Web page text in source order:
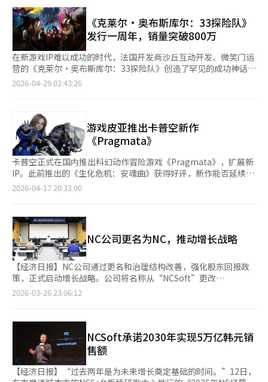
季度收入。公司分析认为，《艾欧尼亚2》积极与用户沟通，并凭
借优质的游戏性成功达成了NC旗下游戏中最高的季度收入。《艾
欧尼亚2》预计将在第三季度在北美、欧洲等地全球发布，未来增
长潜力巨大。 《天堂经典》的季度收入为835亿韩元。自2月11日
发布以来，90天内累计收入达2000亿韩元。NC分析称，传统
MMORPG的中老年粉丝群体中，新的2030用户的涌入使得日活跃
用户数（DAU）保持稳定。 移动休闲业务同样值得关注。去年NC
收购的利乎乎（越南）和春云（韩国）的业绩首次在本季度反映出
NC的规模将迅速扩大。 此次业绩超预期被解读为NC两年前承诺
的“可预见增长结构”正在逐步落实。NC此前提出了以《天
堂》、《艾欧尼亚》、《公会战争》等经典IP的提升、新IP的获取
（如射击类和亚文化）以及移动休闲业务的扩展为三大增长支柱。
从今年下半年开始，新IP领域也将加速推进。NC计划在第三季度
与《艾欧尼亚2》的全球发布一起，推出PC主机开放世界战术射击
游戏《新城市》，动画动作角色扮演游戏（RPG）《极限零破坏
体质改善努力，NC将今年视为创新的元年。随着可预见且持续增
长的业务结构逐渐建立，请大家期待未来的成果。”※ 本报道经
人工智能（AI）系统翻译与编辑。
年同期增长55%，较上一季度增长38%。营业利润同比激增
2070%，营业利润率为20%。 此次业绩的关键在于PC游戏部门。
NC第一季度PC游戏销售额达到3184亿韩元，创下历史季度最高纪
录。去年11月发布的《艾尔之战2》销售额的贡献以及今年2月发
布的《天堂经典》的热销，使得PC游戏销售额同比增长210%，环
比增长69%。 按标题来看，《艾尔之战2》在第一季度实现了
1368亿韩元的销售额，成为所有游戏中表现最好的作品。《天堂
经典》第一季度销售额为835亿韩元，发布90天的累计销售额为
一季度的良好业绩，而是基于此，坚信每个季度的销售和营业利润
将持续增长。” NC展现出信心的原因在于《天堂经典》的长期热
销潜力。朴代表解释说，发布三个月后，月活跃用户、日活跃用户
和网吧市场份额等指标依然保持稳定，尤其是新服务器“巴拉卡
斯”的开放后，日销售额创下新高。 用户群体的变化也值得关
注。NC表示，《天堂经典》不仅吸引了原有的中年用户，还吸引
了20至30岁的年轻用户。这一现象在长期服务方面是积极的，表
明其用户基础正在扩大。 对于《天堂重制版》的自我蚕食担忧，
30%，但这一降幅低于预期。整体《天堂》IP的用户基础和销售额
正在扩展。 《艾尔之战2》将进入将其在韩国和台湾市场验证的热
销能力扩展至全球的阶段。朴代表表示：“我们计划通过6月发布
六个月纪念活动和第四季更新，重新吸引回归用户。”全球发布定
于第三季度，6月初将启动夏季游戏节，进行全面营销。 NC表示，
《艾尔之战2》的全球预先指标显示出比其他服务更好的表现。然
而，由于全球市场上PC和主机MMORPG的竞争激烈，韩国和台湾
的成功是否能在全球复制仍需验证。当地化质量、收费结构和在线
提升、新IP的获取和移动休闲业务将是三大增长支柱。2030年的
销售目标为5万亿韩元，自有资本收益率超过15%是中长期目标。
洪元俊CFO表示，从第二季度开始，JUSTPLAY的业绩将被合并，
移动休闲业务的销售规模将显著扩大。NC预计移动休闲业务在
《克莱尔·奥布斯库尔：33探险队》
发行一周年，销量突破800万
在新游戏IP难以成功的时代，法国开发商沙丘互动开发、微笑门运
营的《克莱尔·奥布斯库尔：33探险队》创造了罕见的成功神话。
这款回合制角色扮演游戏在发行一周年之际，凭借独特的艺术性和
Xbox游戏通行证下载量最高的新第三方游戏。不仅游戏本身成
功，其受“美好年代”启发的原创音乐在YouTube上播放量超过6
亿次，六次登顶英国官方专辑排行榜，并进入美国公告牌专辑榜前
五，创造了游戏音乐的新历史。游戏的成功并非偶然。在实时动作
游戏占主导的市场中，坚持“回合制”玩法，并通过加入实时操作
元素的“反应回合制”系统，提供了持续的沉浸感。其艺术般的视
觉效果和叙事提升了游戏体验。开发商在一周年之际发布了多种内
容回馈粉丝，包括记录从初期构想到全球热卖的长篇纪录片和新纪
角色新发型和便利性改进，显示了持续支持的决心。《33探险队》
的成功向资本和营销主导的全球游戏市场传递了重要信息：专注于
独特的世界观和深度游戏性，新IP也能取得成功。微笑门和沙丘互
动的成功案例为全球开发商提供了良好的灵感，令人期待他们的下
一步旅程。※ 本报道经人工智能（AI）系统翻译与编辑。
2026-04-29 02:43:26
游戏皮亚推出卡普空新作
《Pragmata》
卡普空正式在国内推出科幻动作冒险游戏《Pragmata》，扩展新
IP。此前推出的《生化危机：安魂曲》获得好评，新作能否延续成
功引发关注。17日，游戏皮亚与卡普空亚洲合作，将
期待之作。游戏背景设定在未来的月球基地，讲述人类发现新物
质“月丝”后，基地突然失去联系的故事。游戏采用“伙伴动
作”结构，玩家需操控两名角色：休负责枪战，戴安娜则利用黑客
能力削弱敌人防御或控制环境。黑客系统是核心战斗方式。
《Pragmata》结合了探索、解谜和故事情节，旨在提高沉浸感。
卡普空通过扩展现有和新IP，建立稳定的增长结构。若
《Pragmata》成功，将成为新一代代表系列。卡普空通过《生化
危机》和《怪物猎人》等系列，已建立强大的IP组合。《生化危
出的《生化危机：安魂曲》在Metacritic上获得89分，5天内全球
销量达500万，20天内突破600万。卡普空在全球主机市场中，通
过新IP的成功案例，继续提升其在游戏行业的影响力。
《Pragmata》能否成为卡普空的下一代代表IP，备受期待。※ 本
报道经人工智能（AI）系统翻译与编辑。
2026-04-17 20:33:00
NC公司更名为NC，推动增长战略
【经济日报】NC公司通过更名和治理结构改善，强化股东回报政
策，正式启动增长战略。公司将名称从“NCSoft”更改
为“NC”，以加强全球品牌形象并扩展业务领域。3月26日，NC
善，以实现可持续增长。现在，我们承诺的战略正在转化为具体成
果。”此次股东大会通过了将公司名称从“NCSoft”更改
为“NC”的章程修订案。这一更名不仅是名称的改变，更是从游
戏公司向全球综合内容和技术企业扩展的战略决策。NC公司自
2020年起启动品牌更新，发布新CI，逐步推进品牌重塑工作。此
2026-03-26 23:06:12
NCSoft承诺2030年实现5万亿韩元销
售额
【经济日报】“过去两年是为未来增长奠定基础的时间。”12日，